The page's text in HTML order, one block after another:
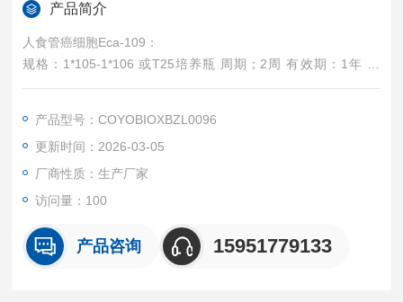
产品简介
人食管癌细胞Eca-109：
规格：1*105-1*106 或T25培养瓶 周期；2周 有效期：1年 保
存：-20摄氏度 培养条件：1640+10%FBS
产品型号：COYOBIOXBZL0096
更新时间：2026-03-05
厂商性质：生产厂家
访问量：100
产品咨询 15951779133